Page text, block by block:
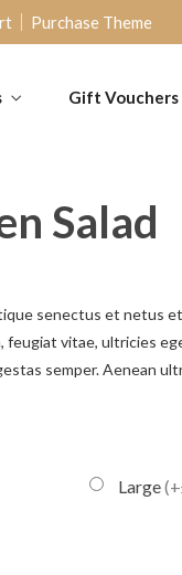
Purchase Theme
Gift Vouchers
Salad
senectus et netus et
feugiat vitae, ultricies
semper. Aenean
Large